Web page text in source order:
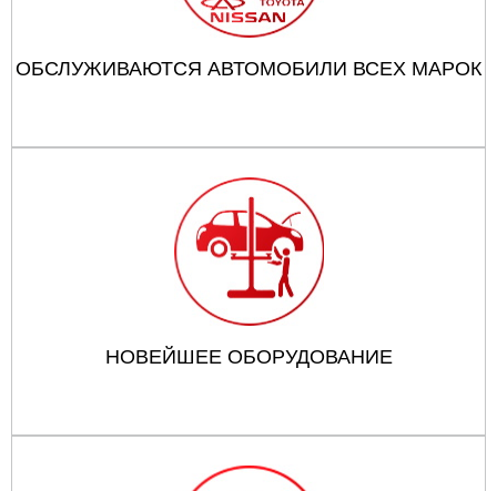
ОБСЛУЖИВАЮТСЯ АВТОМОБИЛИ ВСЕХ МАРОК
НОВЕЙШЕЕ ОБОРУДОВАНИЕ